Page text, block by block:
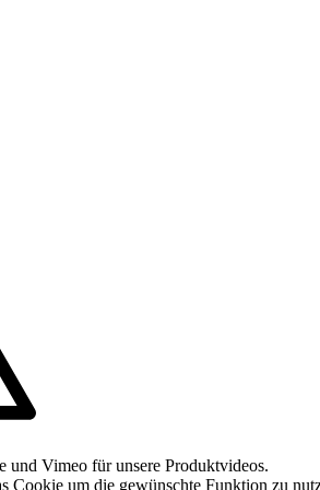
und Vimeo für unsere Produktvideos.
Cookie um die gewünschte Funktion zu